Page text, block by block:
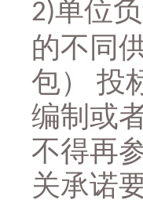
2)单位
的不同
包） 投
编制或
不得再
关承诺